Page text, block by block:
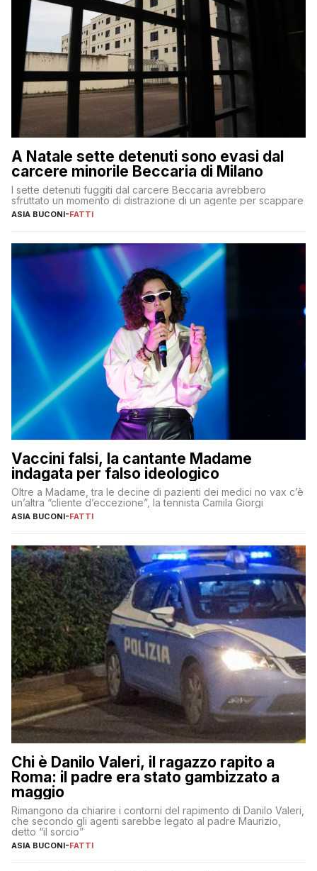
A Natale sette detenuti sono evasi dal
carcere minorile Beccaria di Milano
I sette detenuti fuggiti dal carcere Beccaria avrebbero
sfruttato un momento di distrazione di un agente per scappare
ASIA BUCONI-FATTI
Vaccini falsi, la cantante Madame
indagata per falso ideologico
Oltre a Madame, tra le decine di pazienti dei medici no vax c’è
un’altra “cliente d’eccezione”, la tennista Camila Giorgi
ASIA BUCONI-FATTI
Chi è Danilo Valeri, il ragazzo rapito a
Roma: il padre era stato gambizzato a
maggio
Rimangono da chiarire i contorni del rapimento di Danilo Valeri,
che secondo gli agenti sarebbe legato al padre Maurizio,
detto “il sorcio”
ASIA BUCONI-FATTI